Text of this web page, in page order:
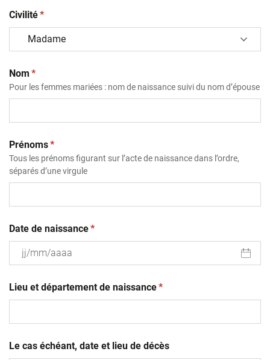
Civilité(obligatoire)
*
Nom (obligatoire)
*
Pour les femmes mariées : nom de naissance suivi du nom d’épouse
Prénoms(obligatoire)
*
Tous les prénoms figurant sur l’acte de naissance dans l’ordre,
séparés d’une virgule
Date de naissance(obligatoire)
*
slash
MM
Lieu et département de naissance(obligatoire)
*
Le cas échéant, date et lieu de décès